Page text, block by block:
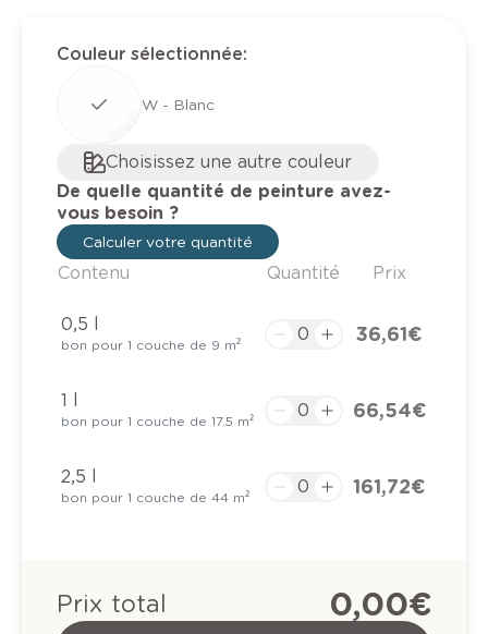
Couleur sélectionnée:
W - Blanc
Choisissez une autre couleur
De quelle quantité de peinture avez-
vous besoin ?
Calculer votre quantité
Contenu Quantité Prix
0,5 l
bon pour 1 couche de 9 m² 36,61 €
1 l
bon pour 1 couche de 17.5 m² 66,54 €
2,5 l
bon pour 1 couche de 44 m² 161,72 €
Prix total 0,00 €